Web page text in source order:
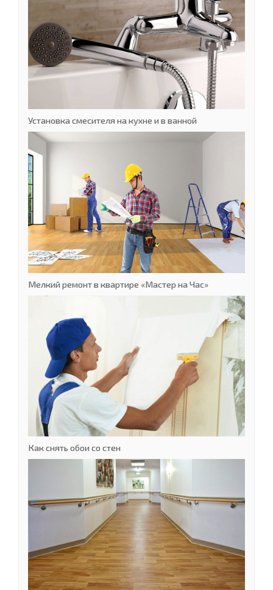
Установка смесителя на кухне и в ванной
Мелкий ремонт в квартире «Мастер на Час»
Как снять обои со стен